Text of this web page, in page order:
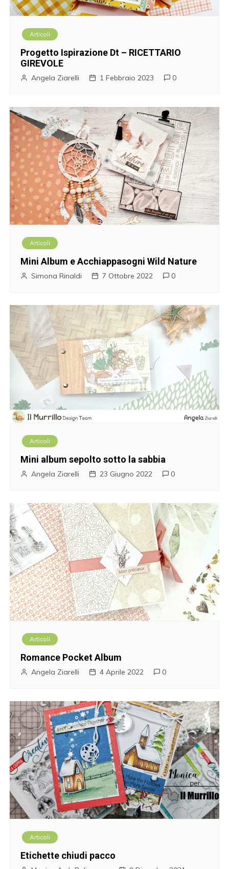
Articoli
Progetto Ispirazione Dt – RICETTARIO
GIREVOLE
Angela Ziarelli 1 Febbraio 2023 0
Articoli
Mini Album e Acchiappasogni Wild Nature
Simona Rinaldi 7 Ottobre 2022 0
Articoli
Mini album sepolto sotto la sabbia
Angela Ziarelli 23 Giugno 2022 0
Articoli
Romance Pocket Album
Angela Ziarelli 4 Aprile 2022 0
Articoli
Etichette chiudi pacco